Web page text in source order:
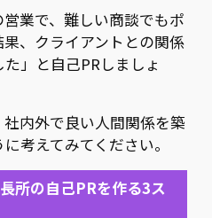
業で、難しい商談でもポ
、クライアントとの関係
」と自己PRしましょ
内外で良い人間関係を築
考えてみてください。
所の自己PRを作る3ス